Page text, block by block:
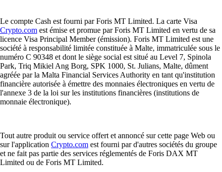
Le compte Cash est fourni par Foris MT Limited. La carte Visa
Crypto.com est émise et promue par Foris MT Limited en vertu de sa
licence Visa Principal Member (émission). Foris MT Limited est une
société à responsabilité limitée constituée à Malte, immatriculée sous le
numéro C 90348 et dont le siège social est situé au Level 7, Spinola
Park, Triq Mikiel Ang Borg, SPK 1000, St. Julians, Malte, dûment
agréée par la Malta Financial Services Authority en tant qu'institution
financière autorisée à émettre des monnaies électroniques en vertu de
l'annexe 3 de la loi sur les institutions financières (institutions de
monnaie électronique).
Tout autre produit ou service offert et annoncé sur cette page Web ou
sur l'application Crypto.com est fourni par d'autres sociétés du groupe
et ne fait pas partie des services réglementés de Foris DAX MT
Limited ou de Foris MT Limited.